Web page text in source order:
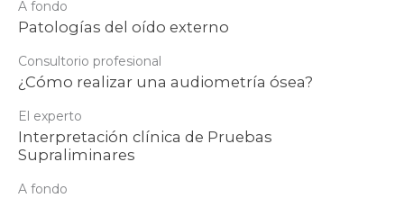
A fondo
Patologías del oído externo
Consultorio profesional
¿Cómo realizar una audiometría ósea?
El experto
Interpretación clínica de Pruebas
Supraliminares
A fondo